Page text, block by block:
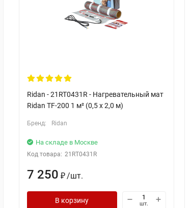
Ridan - 21RT0431R - Нагревательный мат
Ridan TF-200 1 м² (0,5 х 2,0 м)
Бренд: Ridan
На складе в Москве
Код товара: 21RT0431R
7 250 ₽ /шт.
В корзину шт.